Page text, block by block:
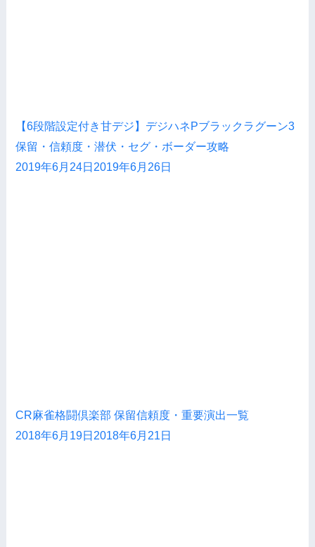
【6段階設定付き甘デジ】デジハネPブラックラグーン3
保留・信頼度・潜伏・セグ・ボーダー攻略
2019年6月24日 2019年6月26日
CR麻雀格闘倶楽部 保留信頼度・重要演出一覧
2018年6月19日 2018年6月21日